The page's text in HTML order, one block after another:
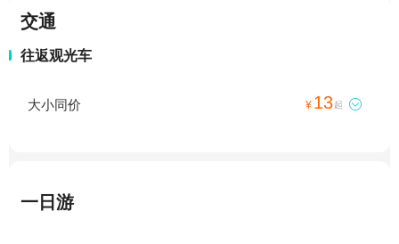
交通
往返观光车
大小同价 ¥ 13起 
一日游